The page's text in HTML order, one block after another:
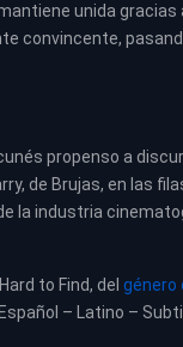
unida
convincente,
propenso a
de Brujas, en las
la industria
to Find, del género
– Latino –